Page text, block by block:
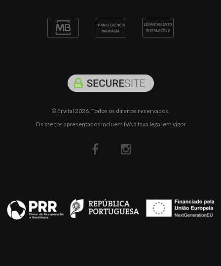
© Ervital 2026. Todos os direitos reservados.
Os preços apresentados incluem IVA à taxa legal em vigor